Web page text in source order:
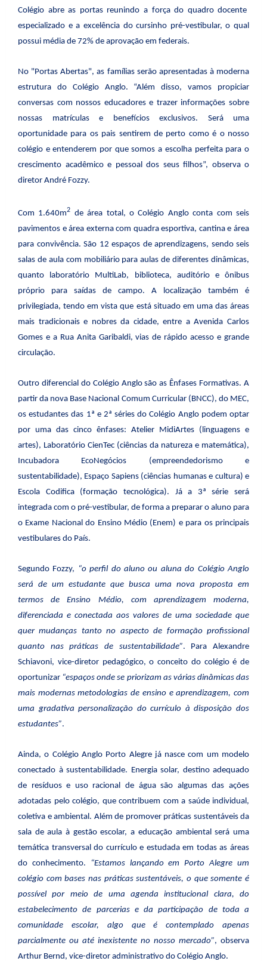
Colégio abre as portas reunindo a força do quadro docente
especializado e a excelência do cursinho pré-vestibular, o qual
possui média de 72% de aprovação em federais.
No "Portas Abertas", as famílias serão apresentadas à moderna
estrutura do Colégio Anglo. “Além disso, vamos propiciar
conversas com nossos educadores e trazer informações sobre
nossas matrículas e benefícios exclusivos. Será uma
oportunidade para os pais sentirem de perto como é o nosso
colégio e entenderem por que somos a escolha perfeita para o
crescimento acadêmico e pessoal dos seus filhos”, observa o
diretor André Fozzy.
Com 1.640m2 de área total, o Colégio Anglo conta com seis
pavimentos e área externa com quadra esportiva, cantina e área
para convivência. São 12 espaços de aprendizagens, sendo seis
salas de aula com mobiliário para aulas de diferentes dinâmicas,
quanto laboratório MultiLab, biblioteca, auditório e ônibus
próprio para saídas de campo. A localização também é
privilegiada, tendo em vista que está situado em uma das áreas
mais tradicionais e nobres da cidade, entre a Avenida Carlos
Gomes e a Rua Anita Garibaldi, vias de rápido acesso e grande
circulação.
Outro diferencial do Colégio Anglo são as Ênfases Formativas. A
partir da nova Base Nacional Comum Curricular (BNCC), do MEC,
os estudantes das 1ª e 2ª séries do Colégio Anglo podem optar
por uma das cinco ênfases: Atelier MidiArtes (linguagens e
artes), Laboratório CienTec (ciências da natureza e matemática),
Incubadora EcoNegócios (empreendedorismo e
sustentabilidade), Espaço Sapiens (ciências humanas e cultura) e
Escola Codifica (formação tecnológica). Já a 3ª série será
integrada com o pré-vestibular, de forma a preparar o aluno para
o Exame Nacional do Ensino Médio (Enem) e para os principais
vestibulares do País.
Segundo Fozzy, “o perfil do aluno ou aluna do Colégio Anglo
será de um estudante que busca uma nova proposta em
termos de Ensino Médio, com aprendizagem moderna,
diferenciada e conectada aos valores de uma sociedade que
quer mudanças tanto no aspecto de formação profissional
quanto nas práticas de sustentabilidade”. Para Alexandre
Schiavoni, vice-diretor pedagógico, o conceito do colégio é de
oportunizar “espaços onde se priorizam as várias dinâmicas das
mais modernas metodologias de ensino e aprendizagem, com
uma gradativa personalização do currículo à disposição dos
estudantes”.
Ainda, o Colégio Anglo Porto Alegre já nasce com um modelo
conectado à sustentabilidade. Energia solar, destino adequado
de resíduos e uso racional de água são algumas das ações
adotadas pelo colégio, que contribuem com a saúde individual,
coletiva e ambiental. Além de promover práticas sustentáveis da
sala de aula à gestão escolar, a educação ambiental será uma
temática transversal do currículo e estudada em todas as áreas
do conhecimento.
“Estamos lançando em Porto Alegre um
colégio com bases nas práticas sustentáveis, o que somente é
possível por meio de uma agenda institucional clara, do
estabelecimento de parcerias e da participação de toda a
comunidade escolar, algo que é contemplado apenas
parcialmente ou até inexistente no nosso mercado”, observa
Arthur Bernd, vice-diretor administrativo do Colégio Anglo.